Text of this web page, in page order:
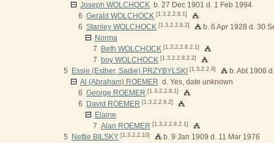
Joseph WOLCHOCK b. 27 Dec 1901 d. 1 Feb 1994
6 Gerald WOLCHOCK [1.3.2.2.8.1]
6 Stanley WOLCHOCK [1.3.2.2.8.2]
b. 6 Apr 1928 d. 30
Norma
7
Beth WOLCHOCK [1.3.2.2.8.2.1]
7 boy WOLCHOCK [1.3.2.2.8.2.2]
5 Essie (Esther, Sadie) PRZYBYLSKI [1.3.2.2.9]
b. Abt 1906
Al (Abraham) ROEMER d. Yes, date unknown
6 George ROEMER [1.3.2.2.9.1]
6 David ROEMER [1.3.2.2.9.2]
Elaine
7 Alan ROEMER [1.3.2.2.9.2.1]
5 Nettie BILSKY [1.3.2.2.10]
b. 9 Jan 1909 d. 11 Mar 1976